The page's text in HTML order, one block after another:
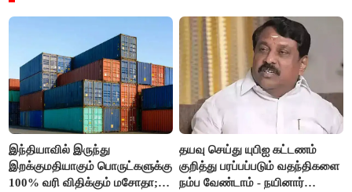
இந்தியாவில் இருந்து
இறக்குமதியாகும் பொருட்களுக்கு
100% வரி விதிக்கும் மசோதா;
தயவு செய்து யுபிஐ கட்டணம்
குறித்து பரப்பப்படும் வதந்திகளை
நம்ப வேண்டாம் - நயினார்